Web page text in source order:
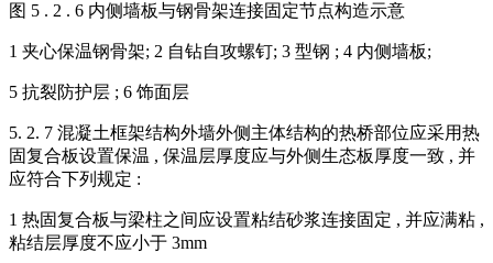
图 5 . 2 . 6 内侧墙板与钢骨架连接固定节点构造示意
1 夹心保温钢骨架; 2 自钻自攻螺钉; 3 型钢 ; 4 内侧墙板;
5 抗裂防护层 ; 6 饰面层
5. 2. 7 混凝土框架结构外墙外侧主体结构的热桥部位应采用热
固复合板设置保温 , 保温层厚度应与外侧生态板厚度一致 , 并
应符合下列规定 :
1 热固复合板与梁柱之间应设置粘结砂浆连接固定 , 并应满粘 ,
粘结层厚度不应小于 3mm